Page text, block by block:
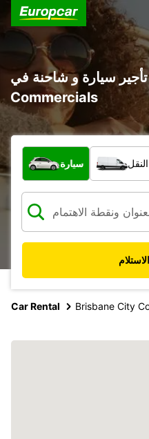
تأجير سيارة و شاحنة في Brisbane City
Commercials
ما نوع المركبة؟
سيارة
Car Rental Brisbane City